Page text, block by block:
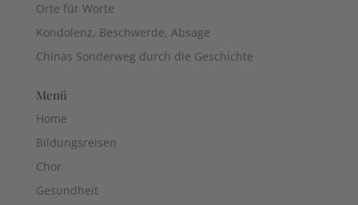
Orte für Worte
Kondolenz, Beschwerde, Absage
Chinas Sonderweg durch die Geschichte
Menü
Home
Bildungsreisen
Chor
Gesundheit